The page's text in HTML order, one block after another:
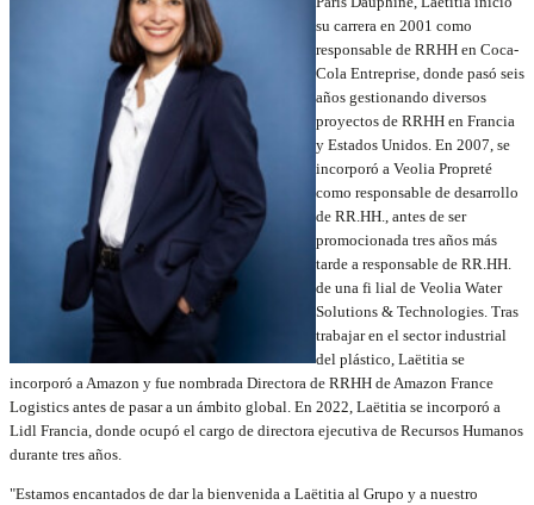
su carrera en 2001 como
responsable de RRHH en Coca-
Cola Entreprise, donde pasó seis
años gestionando diversos
proyectos de RRHH en Francia
y Estados Unidos. En 2007, se
incorporó a Veolia Propreté
como responsable de desarrollo
de RR.HH., antes de ser
promocionada tres años más
tarde a responsable de RR.HH.
de una fi lial de Veolia Water
Solutions & Technologies. Tras
trabajar en el sector industrial
del plástico, Laëtitia se
incorporó a Amazon y fue nombrada Directora de RRHH de Amazon France
Logistics antes de pasar a un ámbito global. En 2022, Laëtitia se incorporó a
Lidl Francia, donde ocupó el cargo de directora ejecutiva de Recursos Humanos
durante tres años.
"Estamos encantados de dar la bienvenida a Laëtitia al Grupo y a nuestro